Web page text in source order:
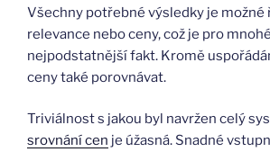
Všechny potřebné výsledky je možné
relevance nebo ceny, což je pro
nejpodstatnější fakt. Kromě
ceny také porovnávat.
Triviálnost s jakou byl navržen celý
srovnání cen je úžasná. Snadné